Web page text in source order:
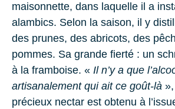
maisonnette, dans laquelle il a
alambics. Selon la saison, il y
des prunes, des abricots, des
pommes. Sa grande fierté : un
à la framboise. « Il n’y a que
artisanalement qui ait ce goût-là
précieux nectar est obtenu à